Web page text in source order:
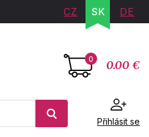
CZ SK DE
0 0.00 €
Přihlásit se